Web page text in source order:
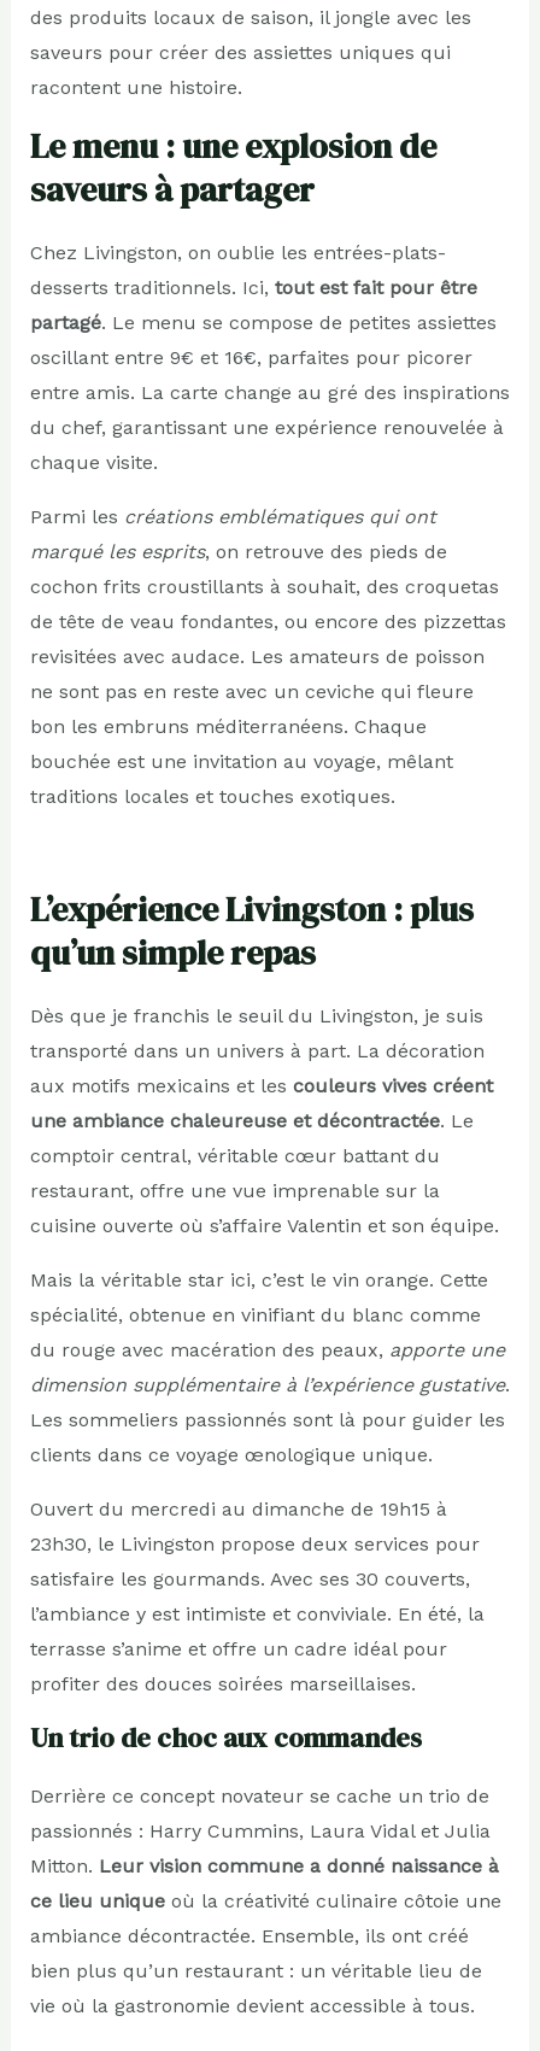
des produits locaux de saison, il jongle avec les
saveurs pour créer des assiettes uniques qui
racontent une histoire.
Le menu : une explosion de
saveurs à partager
Chez Livingston, on oublie les entrées-plats-
desserts traditionnels. Ici, tout est fait pour être
partagé. Le menu se compose de petites assiettes
oscillant entre 9€ et 16€, parfaites pour picorer
entre amis. La carte change au gré des inspirations
du chef, garantissant une expérience renouvelée à
chaque visite.
Parmi les créations emblématiques qui ont
marqué les esprits, on retrouve des pieds de
cochon frits croustillants à souhait, des croquetas
de tête de veau fondantes, ou encore des pizzettas
revisitées avec audace. Les amateurs de poisson
ne sont pas en reste avec un ceviche qui fleure
bon les embruns méditerranéens. Chaque
bouchée est une invitation au voyage, mêlant
traditions locales et touches exotiques.
L’expérience Livingston : plus
qu’un simple repas
Dès que je franchis le seuil du Livingston, je suis
transporté dans un univers à part. La décoration
aux motifs mexicains et les couleurs vives créent
une ambiance chaleureuse et décontractée. Le
comptoir central, véritable cœur battant du
restaurant, offre une vue imprenable sur la
cuisine ouverte où s’affaire Valentin et son équipe.
Mais la véritable star ici, c’est le vin orange. Cette
spécialité, obtenue en vinifiant du blanc comme
du rouge avec macération des peaux, apporte une
dimension supplémentaire à l’expérience gustative.
Les sommeliers passionnés sont là pour guider les
clients dans ce voyage œnologique unique.
Ouvert du mercredi au dimanche de 19h15 à
23h30, le Livingston propose deux services pour
satisfaire les gourmands. Avec ses 30 couverts,
l’ambiance y est intimiste et conviviale. En été, la
terrasse s’anime et offre un cadre idéal pour
profiter des douces soirées marseillaises.
Un trio de choc aux commandes
Derrière ce concept novateur se cache un trio de
passionnés : Harry Cummins, Laura Vidal et Julia
Mitton. Leur vision commune a donné naissance à
ce lieu uniqueoù la créativité culinaire côtoie une
ambiance décontractée. Ensemble, ils ont créé
bien plus qu’un restaurant : un véritable lieu de
vie où la gastronomie devient accessible à tous.